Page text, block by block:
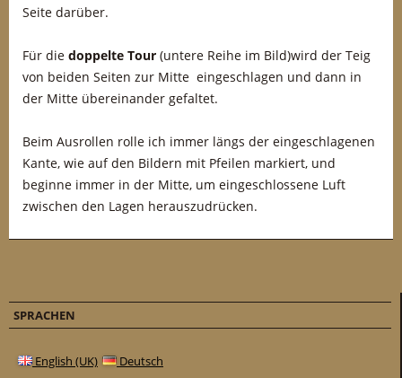
Seite darüber.
Für die doppelte Tour (untere Reihe im Bild)wird der Teig
von beiden Seiten zur Mitte eingeschlagen und dann in
der Mitte übereinander gefaltet.
Beim Ausrollen rolle ich immer längs der eingeschlagenen
Kante, wie auf den Bildern mit Pfeilen markiert, und
beginne immer in der Mitte, um eingeschlossene Luft
zwischen den Lagen herauszudrücken.
SPRACHEN
English (UK) Deutsch